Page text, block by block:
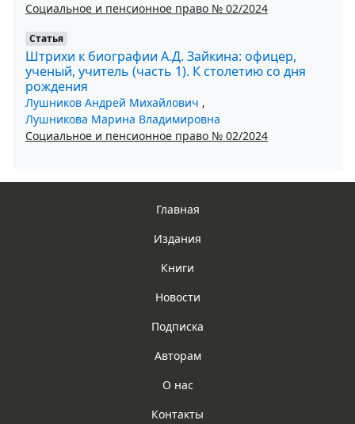
Социальное и пенсионное право № 02/2024
Статья
Штрихи к биографии А.Д. Зайкина: офицер,
ученый, учитель (часть 1). К столетию со дня
рождения
Лушников Андрей Михайлович ,
Лушникова Марина Владимировна
Социальное и пенсионное право № 02/2024
Главная
Издания
Книги
Новости
Подписка
Авторам
О нас
Контакты